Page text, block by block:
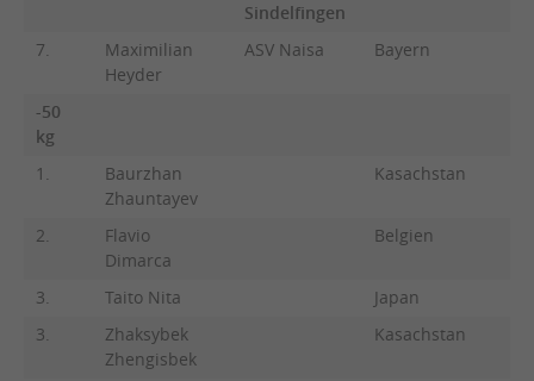
Sindelfingen
7.
Maximilian
Heyder
ASV Naisa Bayern
-50
kg
1.
Baurzhan
Zhauntayev
Kasachstan
2.
Flavio
Dimarca
Belgien
3. Taito Nita
Japan
3.
Zhaksybek
Zhengisbek
Kasachstan